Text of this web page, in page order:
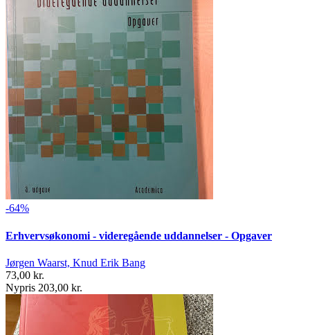
-64%
Erhvervsøkonomi - videregående uddannelser - Opgaver
Jørgen Waarst, Knud Erik Bang
73,00 kr.
Nypris 203,00 kr.